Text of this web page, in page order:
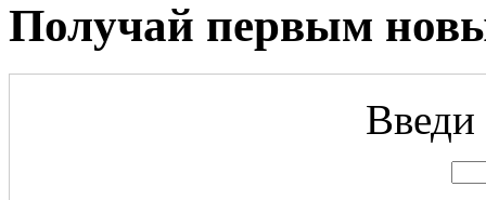
Получай первым
Введи